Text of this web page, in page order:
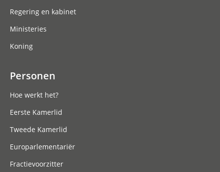
Regering en kabinet
Ministeries
Koning
Personen
Hoe werkt het?
Eerste Kamerlid
Tweede Kamerlid
Europarlementariër
Fractievoorzitter